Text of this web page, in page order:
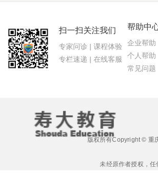
扫一扫关注我们
专家问诊 | 课程体验
专栏速递 | 在线客服
帮助中
企业帮助
个人帮助
常见问题
版权所有Copyright © 重
未经原作者授权，